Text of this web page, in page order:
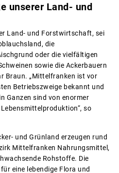
unserer Land- und
Land- und Forstwirtschaft, sei
die
oder die vielfältigen
sowie die Ackerbauern
Braun. „Mittelfranken ist vor
Betriebszweige bekannt und
Ganzen sind von enormer
so
und Grünland erzeugen rund
Mittelfranken Nahrungsmittel,
Rohstoffe. Die
eine lebendige Flora und